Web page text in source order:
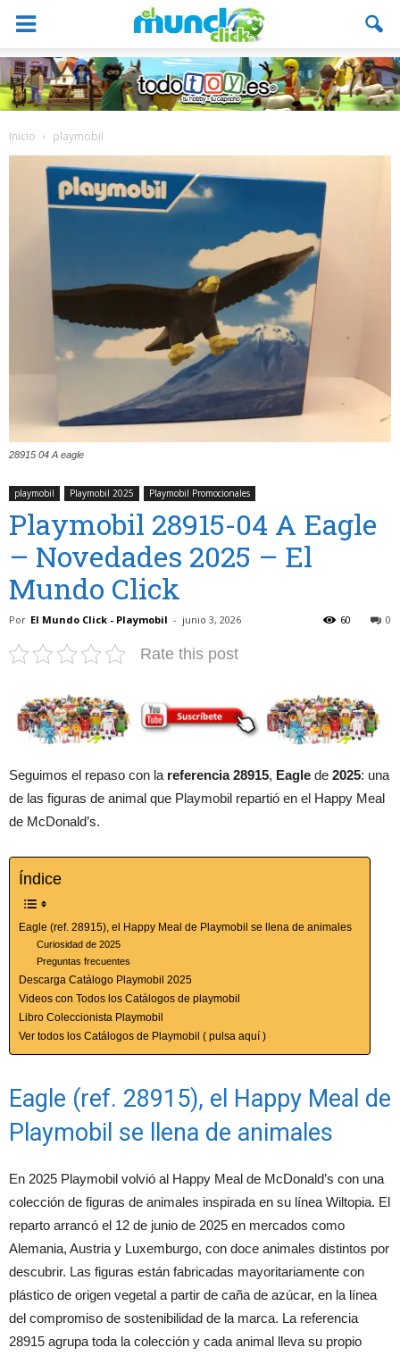
Inicio playmobil
28915 04 A eagle
playmobil Playmobil 2025 Playmobil Promocionales
Playmobil 28915-04 A Eagle
– Novedades 2025 – El
Mundo Click
Por El Mundo Click - Playmobil - junio 3, 2026 0
60
Rate this post
Seguimos el repaso con la referencia 28915, Eagle de 2025: una
de las figuras de animal que Playmobil repartió en el Happy Meal
de McDonald’s.
Índice
Eagle (ref. 28915), el Happy Meal de Playmobil se llena de animales
Curiosidad de 2025
Preguntas frecuentes
Descarga Catálogo Playmobil 2025
Videos con Todos los Catálogos de playmobil
Libro Coleccionista Playmobil
Ver todos los Catálogos de Playmobil ( pulsa aquí )
Eagle (ref. 28915), el Happy Meal de
Playmobil se llena de animales
En 2025 Playmobil volvió al Happy Meal de McDonald’s con una
colección de figuras de animales inspirada en su línea Wiltopia. El
reparto arrancó el 12 de junio de 2025 en mercados como
Alemania, Austria y Luxemburgo, con doce animales distintos por
descubrir. Las figuras están fabricadas mayoritariamente con
plástico de origen vegetal a partir de caña de azúcar, en la línea
del compromiso de sostenibilidad de la marca. La referencia
28915 agrupa toda la colección y cada animal lleva su propio